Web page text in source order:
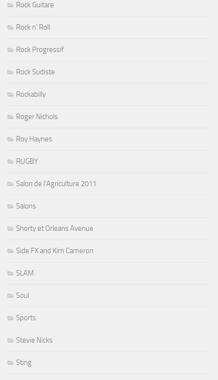
Rock Guitare
Rock n' Roll
Rock Progressif
Rock Sudiste
Rockabilly
Roger Nichols
Roy Haynes
RUGBY
Salon de l'Agriculture 2011
Salons
Shorty et Orleans Avenue
Side FX and Kim Cameron
SLAM
Soul
Sports
Stevie Nicks
Sting